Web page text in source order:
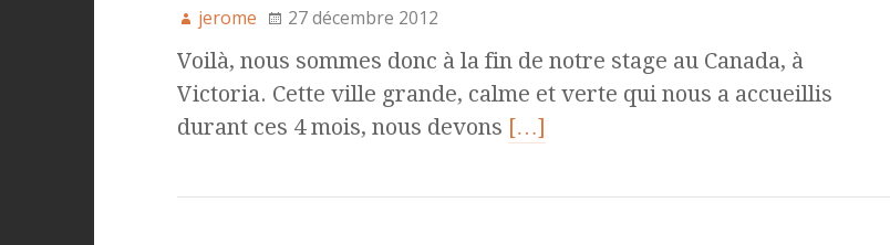
jerome 27 décembre 2012
Voilà, nous sommes donc à la fin de notre stage au Canada, à
Victoria. Cette ville grande, calme et verte qui nous a accueillis
durant ces 4 mois, nous devons […]